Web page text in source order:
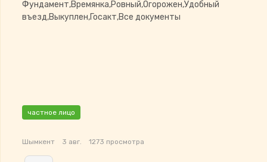
Фундамент,Времянка,Ровный,Огорожен,Удобный
въезд,Выкуплен,Госакт,Все документы
частное лицо
Шымкент 3 авг. 1273 просмотра